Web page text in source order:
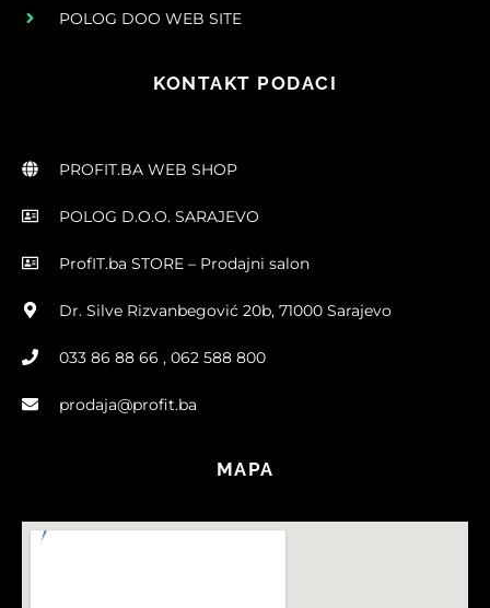
POLOG DOO WEB SITE
KONTAKT PODACI
PROFIT.BA WEB SHOP
POLOG D.O.O. SARAJEVO
ProfIT.ba STORE – Prodajni salon
Dr. Silve Rizvanbegović 20b, 71000 Sarajevo
033 86 88 66 , 062 588 800
prodaja@profit.ba
MAPA